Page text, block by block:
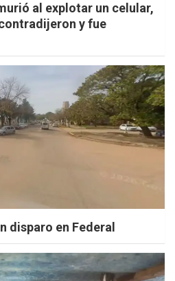
al explotar un celular,
y fue
disparo en Federal